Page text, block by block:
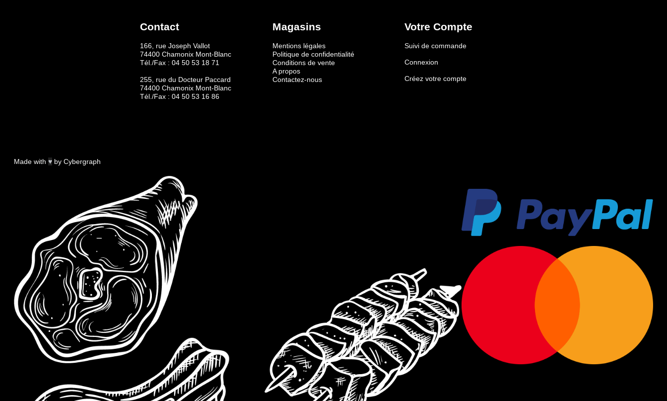
Contact
166, rue Joseph Vallot
74400 Chamonix Mont-Blanc
Tél./Fax : 04 50 53 18 71
255, rue du Docteur Paccard
74400 Chamonix Mont-Blanc
Tél./Fax : 04 50 53 16 86
Magasins
Mentions légales
Politique de confidentialité
Conditions de vente
A propos
Contactez-nous
Votre Compte
Suivi de commande
Connexion
Créez votre compte
Made with ♥ by Cybergraph